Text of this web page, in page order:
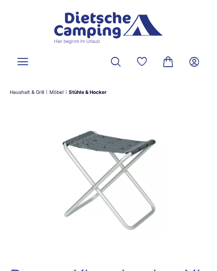
Du hast 0 Produkte
Warenkorb
Haushalt & Grill Möbel Stühle & Hocker
Bildergalerie überspringen